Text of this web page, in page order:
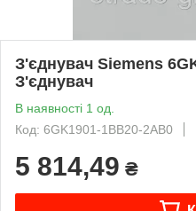
З'єднувач Siemens
З'єднувач
В наявності 1 од.
Код: 6GK1901-1BB20-2AB0
5 814,49 ₴